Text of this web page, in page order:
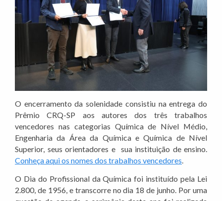
O encerramento da solenidade consistiu na entrega do
Prêmio CRQ-SP aos autores dos três trabalhos
vencedores nas categorias Química de Nível Médio,
Engenharia da Área da Química e Química de Nível
Superior, seus orientadores e sua instituição de ensino.
Conheça aqui os nomes dos trabalhos vencedores.
O Dia do Profissional da Química foi instituído pela Lei
2.800, de 1956, e transcorre no dia 18 de junho. Por uma